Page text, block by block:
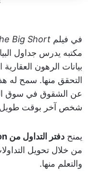
في فيلم Big Short
مكتبه يدرس جداول
بيانات الرهون
التحقق منها. سمح له
عن الشقوق في سوق
شخص آخر بوقت
يمنح دفتر التداول من Notion
من خلال تحويل
والتعلم منها.